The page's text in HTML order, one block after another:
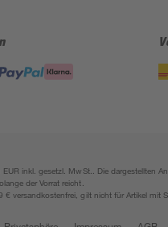
EUR inkl. gesetzl. MwSt.. Die dargestellten
der Vorrat reicht.
€ versandkostenfrei, gilt nicht für Artikel mit